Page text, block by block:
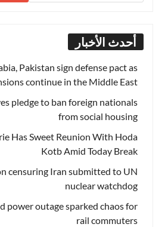
أحدث الأخبار
Pakistan sign defense pact as
continue in the Middle East
pledge to ban foreign nationals
from social housing
Has Sweet Reunion With Hoda
Kotb Amid Today Break
censuring Iran submitted to UN
nuclear watchdog
power outage sparked chaos for
rail commuters